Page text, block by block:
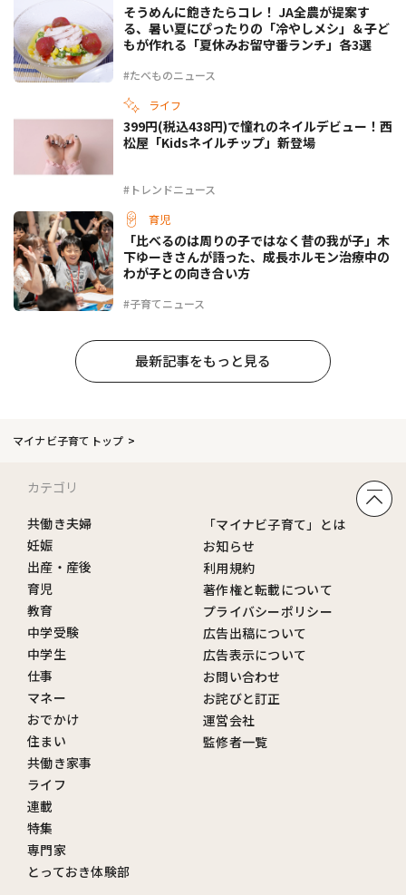
#たべものニュース
そうめんに飽きたらコレ！ JA全農が提案す
る、暑い夏にぴったりの「冷やしメシ」＆子ど
もが作れる「夏休みお留守番ランチ」各3選
ライフ
#トレンドニュース
399円(税込438円)で憧れのネイルデビュー！西
松屋「Kidsネイルチップ」新登場
育児
#子育てニュース
「比べるのは周りの子ではなく昔の我が子」木
下ゆーきさんが語った、成長ホルモン治療中の
わが子との向き合い方
最新記事をもっと見る
マイナビ子育てトップ
カテゴリ
共働き夫婦
妊娠
出産・産後
育児
教育
中学受験
中学生
仕事
マネー
おでかけ
住まい
共働き家事
ライフ
連載
特集
専門家
とっておき体験部
「マイナビ子育て」とは
お知らせ
利用規約
著作権と転載について
プライバシーポリシー
広告出稿について
広告表示について
お問い合わせ
お詫びと訂正
運営会社
監修者一覧